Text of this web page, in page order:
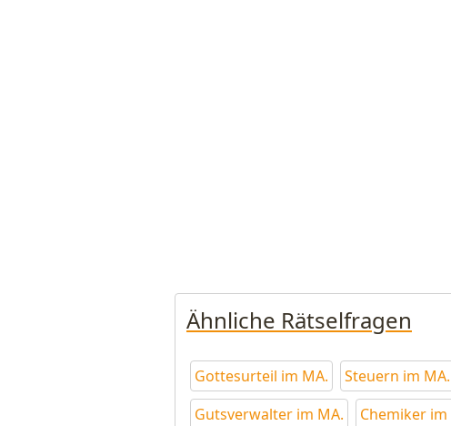
Ähnliche Rätselfragen
Gottesurteil im MA. Steuern im MA.
Gutsverwalter im MA.
Chemiker im